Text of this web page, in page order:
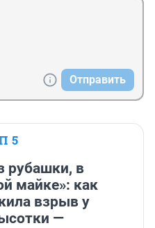
Отправить
5
рубашки, в
майке»: как
взрыв у
—